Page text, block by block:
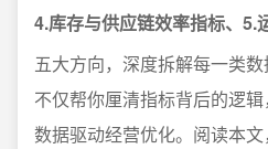
4.库存与供应链效率指标、5.
五大方向，深度拆解每一类数
不仅帮你厘清指标背后的逻
数据驱动经营优化。阅读本